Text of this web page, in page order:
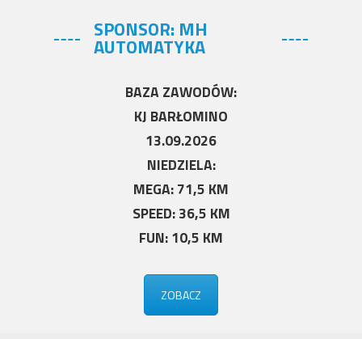
SPONSOR: MH
AUTOMATYKA
BAZA ZAWODÓW:
KJ BARŁOMINO
13.09.2026
NIEDZIELA:
MEGA: 71,5 KM
SPEED: 36,5 KM
FUN: 10,5 KM
ZOBACZ